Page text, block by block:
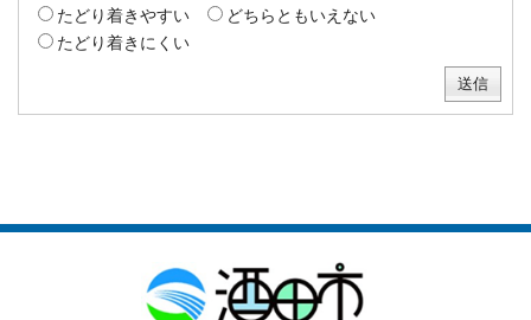
たどり着きやすい
どちらともいえない
たどり着きにくい